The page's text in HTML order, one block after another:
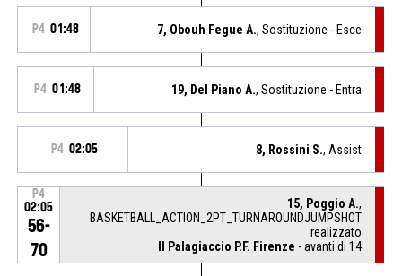
P4 01:48 7, Obouh Fegue A., Sostituzione - Esce
P4 01:48 19, Del Piano A., Sostituzione - Entra
P4 02:05 8, Rossini S., Assist
P4
02:05
56-
70
15, Poggio A.,
BASKETBALL_ACTION_2PT_TURNAROUNDJUMPSHOT
realizzato
Il Palagiaccio P.F. Firenze - avanti di 14